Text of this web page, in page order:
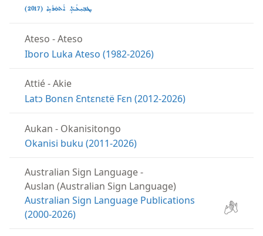
ܛܒܼܝܼܥܵـܬܐܹ̈ ܐܵܬܘܿܪ̈ܵܝܹܐ (‏2017)‏
Ateso -Ateso
Iboro Luka Ateso (1982-2026)
Attié-Akie
Latɔ Bonɛn Ɛntɛnɛtë Fɛn (2012-2026)
Aukan - Okanisitongo
Okanisi buku (2011-2026)
Australian Sign Language-
Auslan (Australian Sign Language)
Australian Sign Language Publications
(2000-2026)